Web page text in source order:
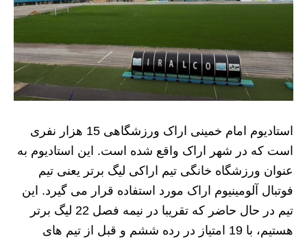
استادیوم امام خمینی اراک ورزشگاهی 15 هزار نفری
است که در شهر اراک واقع شده است. این استادیوم به
عنوان ورزشگاه خانگی تیم اراکی لیگ برتر یعنی تیم
فوتبال آلومینیوم اراک مورد استفاده قرار می گیرد. این
تیم در حال حاضر که تقریبا در نیمه فصل 22 لیگ برتر
هستیم، با 19 امتیاز در رده ششم و قبل از تیم های